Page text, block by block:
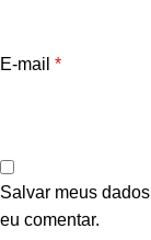
E-mail *
Salvar meus
eu comentar.